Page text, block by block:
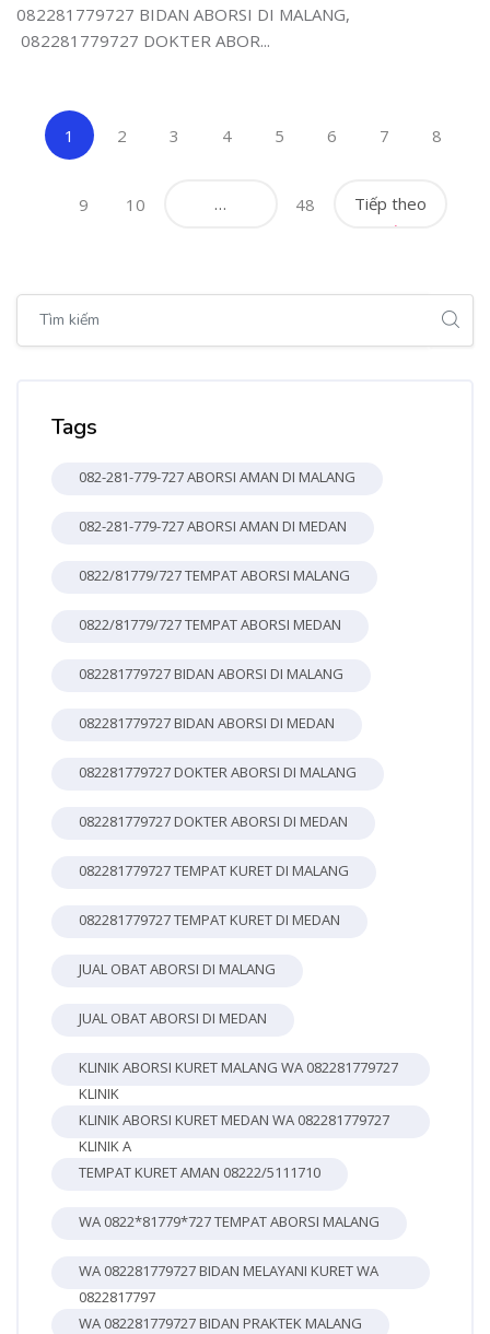
082281779727 BIDAN ABORSI DI MALANG,
082281779727 DOKTER ABOR...
1 (current)
2 3 4 5 6 7 8
9 10 … 48 Tiếp theo
Tags
082-281-779-727 ABORSI AMAN DI MALANG
082-281-779-727 ABORSI AMAN DI MEDAN
0822/81779/727 TEMPAT ABORSI MALANG
0822/81779/727 TEMPAT ABORSI MEDAN
082281779727 BIDAN ABORSI DI MALANG
082281779727 BIDAN ABORSI DI MEDAN
082281779727 DOKTER ABORSI DI MALANG
082281779727 DOKTER ABORSI DI MEDAN
082281779727 TEMPAT KURET DI MALANG
082281779727 TEMPAT KURET DI MEDAN
JUAL OBAT ABORSI DI MALANG
JUAL OBAT ABORSI DI MEDAN
KLINIK ABORSI KURET MALANG WA 082281779727
KLINIK
KLINIK ABORSI KURET MEDAN WA 082281779727
KLINIK A
TEMPAT KURET AMAN 08222/5111710
WA 0822*81779*727 TEMPAT ABORSI MALANG
WA 082281779727 BIDAN MELAYANI KURET WA
0822817797
WA 082281779727 BIDAN PRAKTEK MALANG